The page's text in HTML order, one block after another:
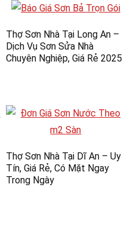
Thợ Sơn Nhà Tại Long An –
Dịch Vụ Sơn Sửa Nhà
Chuyên Nghiệp, Giá Rẻ 2025
Thợ Sơn Nhà Tại Dĩ An – Uy
Tín, Giá Rẻ, Có Mặt Ngay
Trong Ngày